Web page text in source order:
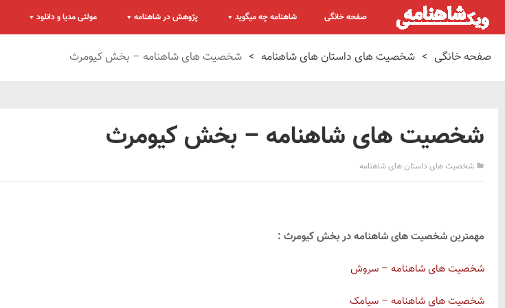
صفحه خانگی شاهنامه چه میگوید پژوهش در شاهنامه مولتی مدیا و دانلود
صفحه خانگی > شخصیت های داستان های شاهنامه > شخصیت های شاهنامه – بخش کیومرث
شخصیت های شاهنامه – بخش کیومرث
شخصیت های داستان های شاهنامه
مهمترین شخصیت های شاهنامه در بخش کیومرث :
شخصیت های شاهنامه – سروش
شخصیت های شاهنامه – سیامک